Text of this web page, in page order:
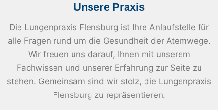
Unsere Praxis
Die Lungenpraxis Flensburg ist Ihre Anlaufstelle für
alle Fragen rund um die Gesundheit der Atemwege.
Wir freuen uns darauf, Ihnen mit unserem
Fachwissen und unserer Erfahrung zur Seite zu
stehen. Gemeinsam sind wir stolz, die Lungenpraxis
Flensburg zu repräsentieren.